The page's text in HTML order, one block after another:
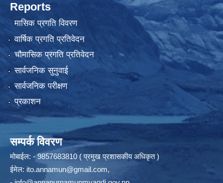
Reports
मासिक प्रगति विवरण
वार्षिक प्रगति प्रतिवेदन
चौमासिक प्रगति प्रतिवेदन
सार्वजनिक सुनुवाई
सार्वजनिक परीक्षण
प्रकाशन
सम्पर्क विवरण
मोबाईल: - 9857683810 ( प्रमुख प्रशासकीय अधिकृत )
ईमेल: ito.annamun@gmail.com,